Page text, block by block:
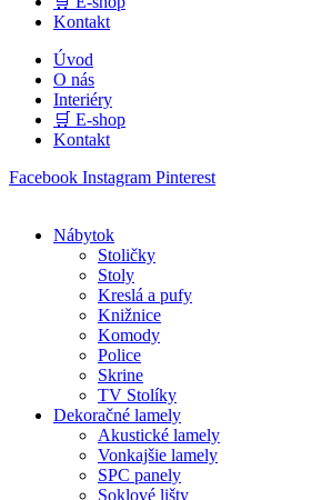
Kontakt
Úvod
O nás
Interiéry
🛒 E-shop
Kontakt
Facebook Instagram Pinterest
Nábytok
Stoličky
Stoly
Kreslá a pufy
Knižnice
Komody
Police
Skrine
TV Stolíky
Dekoračné lamely
Akustické lamely
Vonkajšie lamely
SPC panely
Soklové lišty